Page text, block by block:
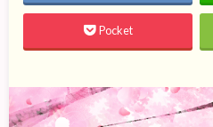
Pocket